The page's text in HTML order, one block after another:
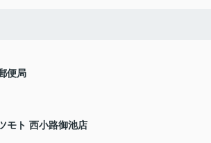
便局
モト 西小路御池店